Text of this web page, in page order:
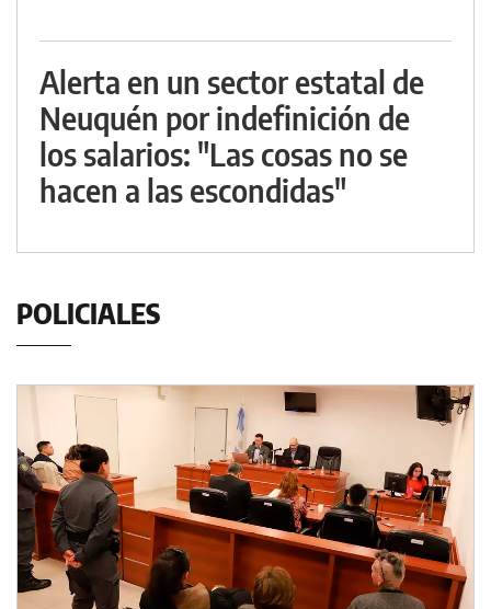
Alerta en un sector estatal de
Neuquén por indefinición de
los salarios: "Las cosas no se
hacen a las escondidas"
POLICIALES